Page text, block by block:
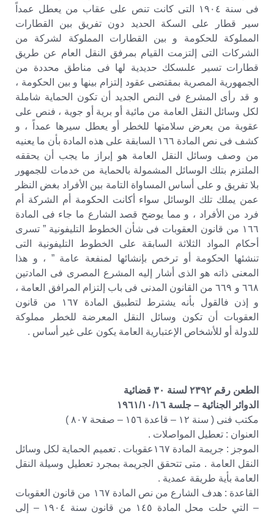
فى سنة ١٩٠٤ التى كانت تنص على عقاب من يعطل عمداً
سير قطار على السكة الحديد دون تفريق بين القطارات
المملوكة للحكومة و بين القطارات المملوكة لشركة من
الشركات التى إلتزمت القيام بمرفق النقل العام عن طريق
قطارات تسير علىسكك حديدية لها فى مناطق محددة من
الجمهورية المصرية بمقتضى عقود إلتزام بينها و بين الحكومة ،
و قد رأى المشرع فى النص الجديد أن تكون الحماية شاملة
لكل وسائل النقل العامة من مائية أو برية أو جوية ، فنص على
عقوبة من يعرض سلامتها للخطر أو يعطل سيرها عمداً ، و
كشف فى نص المادة ١٦٦ السابقة على هذه المادة بأن ما يعنيه
من وصف وسائل النقل العامة هو إبراز ما يجب أن يحققه
الملتزم بتلك الوسائل المشمولة بالحماية من خدمات للجمهور
بلا تفريق و على أساس المساواة التامة بين الأفراد بغض النظر
عمن يملك تلك الوسائل سواء أكانت الحكومة أم الشركة أم
فرد من الأفراد ، و مما يوضح قصد الشارع ما جاء فى المادة
١٦٦ من قانون العقوبات فى شأن الخطوط التليفونية ” تسرى
أحكام المواد الثلاثة السابقة على الخطوط التليفونية التى
تنشئها الحكومة أو ترخص بإنشائها لمنفعة عامة ” ، و هذا
المعنى ذاته هو الذى أشار إليه المشرع المصرى فى المادتين
٦٦٨ و ٦٦٩ من القانون المدنى فى باب إلتزام المرافق العامة ،
و إذن فالقول بأنه يشترط لتطبيق المادة ١٦٧ من قانون
العقوبات أن تكون وسائل النقل المعرضة للخطر مملوكة
للدولة أو للأشخاص الإعتبارية العامة يكون على غير أساس .
الطعن رقم ٢٣٩٢ لسنة ٣٠ قضائية
الدوائر الجنائية – جلسة ١٩٦١/١٠/١٦
مكتب فنى ( سنة ١٢ – قاعدة ١٥٦ – صفحة ٨٠٧ )
العنوان : تعطيل المواصلات .
الموجز : جريمة المادة ١٦٧عقوبات . تعميم الحماية لكل وسائل
النقل العامة . متى تتحقق الجريمة بمجرد تعطيل وسيلة النقل
العامة بأية طريقة عمدية .
القاعدة : هدف الشارع من نص المادة ١٦٧ من قانون العقوبات
– التي حلت محل المادة ١٤٥ من قانون سنة ١٩٠٤ – إلى